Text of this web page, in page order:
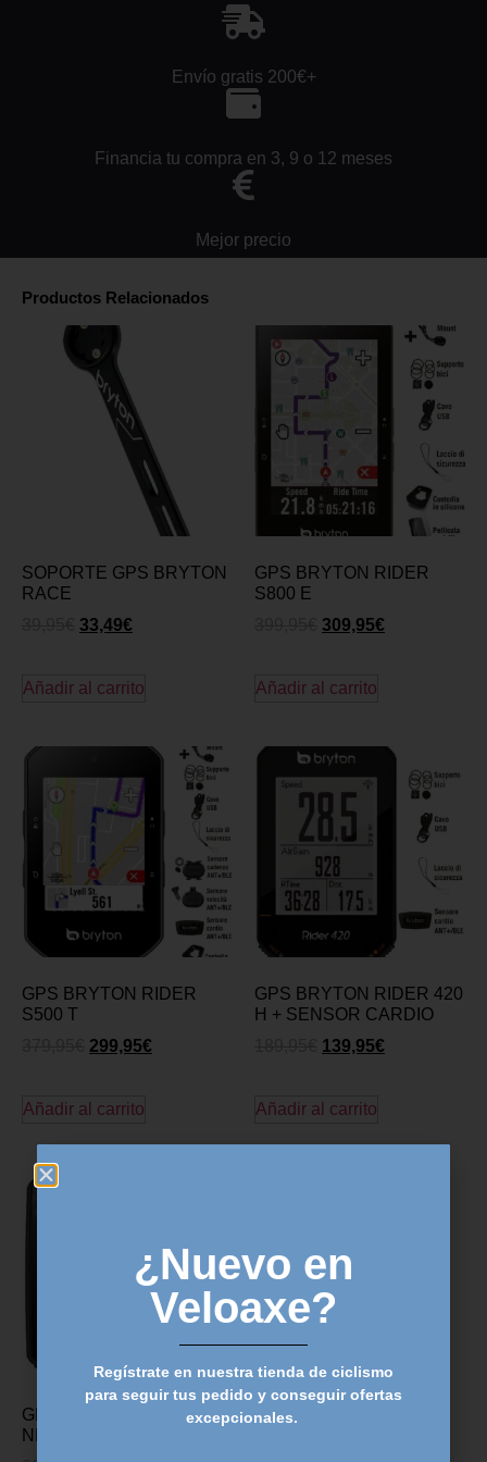
Envío gratis 200€+
Financia tu compra en 3, 9 o 12 meses
Mejor precio
Productos Relacionados
SOPORTE GPS BRYTON
RACE
33,49€
Añadir al carrito
GPS BRYTON RIDER
S800 E
309,95€
Añadir al carrito
GPS BRYTON RIDER
S500 T
299,95€
Añadir al carrito
GPS BRYTON RIDER 420
H + SENSOR CARDIO
139,95€
Añadir al carrito
GPS BRYTON RIDER 15
NEO C con CAD
¿Nuevo en
Veloaxe?
Regístrate en nuestra tienda de ciclismo
para seguir tus pedido y conseguir ofertas
excepcionales.